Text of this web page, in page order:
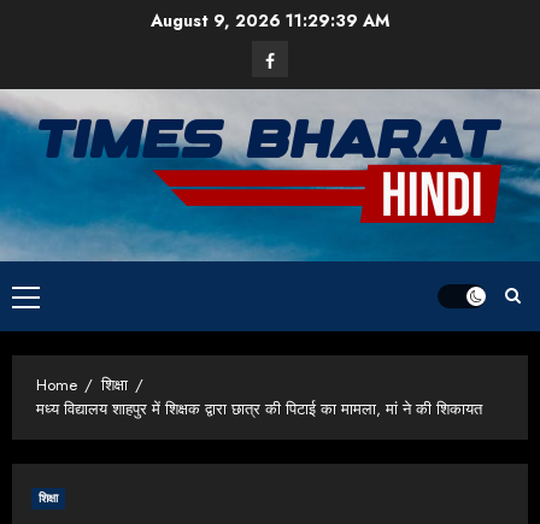
August 9, 2026 11:29:39 AM
Facebook
Primary
Menu
Home
शिक्षा
मध्य विद्यालय शाहपुर में शिक्षक द्वारा छात्र की पिटाई का मामला, मां ने की शिकायत
शिक्षा